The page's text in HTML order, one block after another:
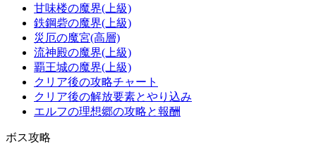
甘味楼の魔界(上級)
鉄鋼砦の魔界(上級)
災厄の魔宮(高層)
流神殿の魔界(上級)
覇王城の魔界(上級)
クリア後の攻略チャート
クリア後の解放要素とやり込み
エルフの理想郷の攻略と報酬
ボス攻略